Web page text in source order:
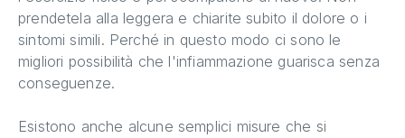
prendetela alla leggera e chiarite subito il dolore o i
sintomi simili. Perché in questo modo ci sono le
migliori possibilità che l'infiammazione guarisca senza
conseguenze.
Esistono anche alcune semplici misure che si